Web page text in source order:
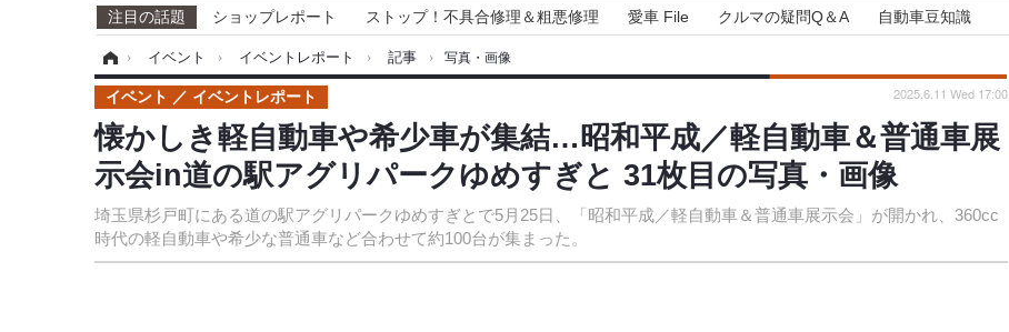
注目の話題 ショップレポート ストップ！不具合修理＆粗悪修理 愛車 File クルマの疑問Q＆A 自動車豆知識
› イベント › イベントレポート › 記事 › 写真・画像
懐かしき軽自動車や希少車が集結…昭和平成／軽自動車＆普通車展
示会in道の駅アグリパークゆめすぎと 31枚目の写真・画像
埼玉県杉戸町にある道の駅アグリパークゆめすぎとで5月25日、「昭和平成／軽自動車＆普通車展示会」が開かれ、360cc
時代の軽自動車や希少な普通車など合わせて約100台が集まった。
イベント イベントレポート 2025.6.11 Wed 17:00